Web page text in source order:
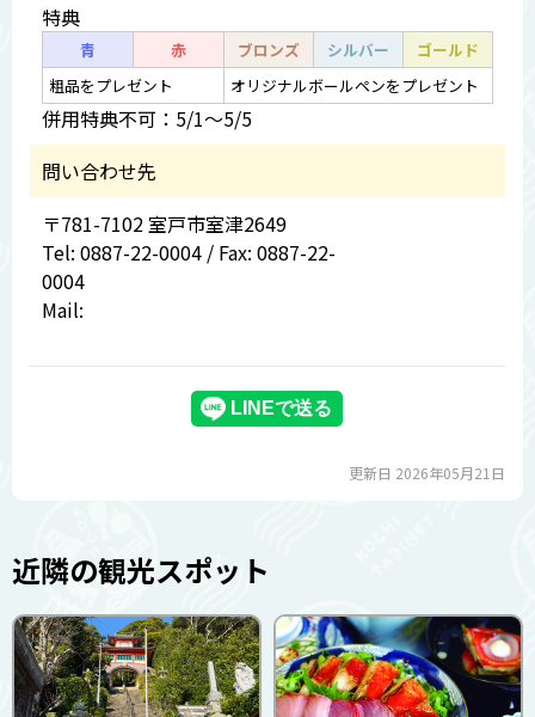
特典
青 赤 ブロンズ シルバー
ゴールド
粗品をプレゼント
オリジナルボールペンをプレゼント
併用特典不可：5/1～5/5
問い合わせ先
〒781-7102 室戸市室津2649
Tel: 0887-22-0004 / Fax: 0887-22-
0004
Mail:
更新日 2026年05月21日
近隣の観光スポット